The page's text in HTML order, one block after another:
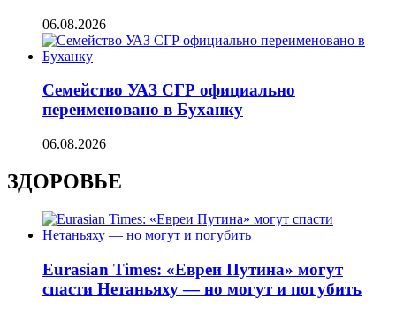
06.08.2026
Семейство УАЗ СГР официально
переименовано в Буханку
06.08.2026
ЗДОРОВЬЕ
Eurasian Times: «Евреи Путина» могут
спасти Нетаньяху — но могут и погубить